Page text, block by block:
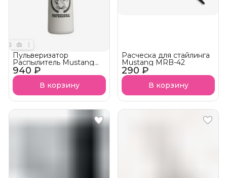
940 ₽
Пульверизатор
Распылитель Mustang
MPPS03 330 мл
В корзину
290 ₽
Расческа для стайлинга
Mustang MRB-42
В корзину